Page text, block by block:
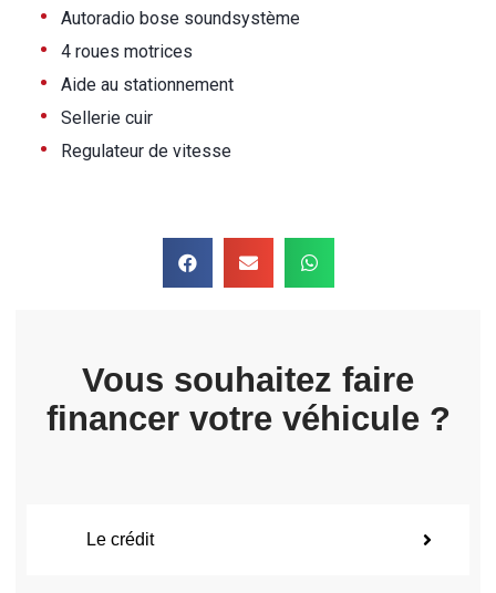
• Autoradio bose soundsystème
• 4 roues motrices
• Aide au stationnement
• Sellerie cuir
• Regulateur de vitesse
Vous souhaitez faire
financer votre véhicule ?
Le crédit